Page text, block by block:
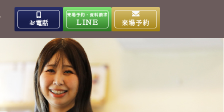
お電話
出雲高岡体感ギャラリー
0853-31-4133
9:00～17:00
水曜日
大田ショールーム
0854-86-8640
9:00～17:00
定休日 日曜日
来場予約・資料請求
LINE 来場予約